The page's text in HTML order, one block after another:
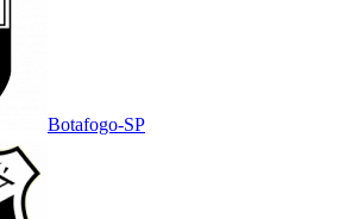
Botafogo-SP